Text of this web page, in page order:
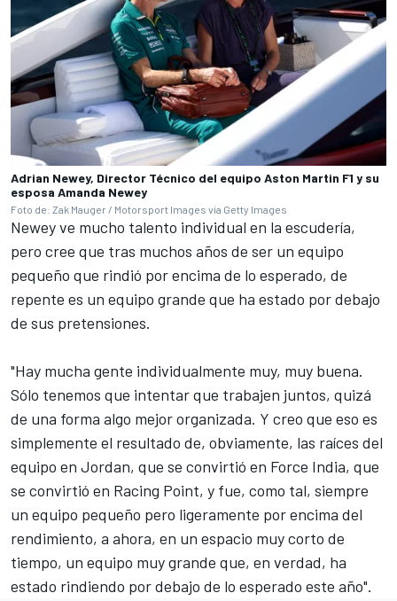
Adrian Newey, Director Técnico del equipo Aston Martin F1 y su
esposa Amanda Newey
Foto de: Zak Mauger / Motorsport Images via Getty Images
Newey ve mucho talento individual en la escudería,
pero cree que tras muchos años de ser un equipo
pequeño que rindió por encima de lo esperado, de
repente es un equipo grande que ha estado por debajo
de sus pretensiones.
"Hay mucha gente individualmente muy, muy buena.
Sólo tenemos que intentar que trabajen juntos, quizá
de una forma algo mejor organizada. Y creo que eso es
simplemente el resultado de, obviamente, las raíces del
equipo en Jordan, que se convirtió en Force India, que
se convirtió en Racing Point, y fue, como tal, siempre
un equipo pequeño pero ligeramente por encima del
rendimiento, a ahora, en un espacio muy corto de
tiempo, un equipo muy grande que, en verdad, ha
estado rindiendo por debajo de lo esperado este año".